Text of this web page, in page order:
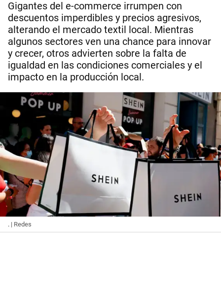
Gigantes del e-commerce irrumpen con
descuentos imperdibles y precios agresivos,
alterando el mercado textil local. Mientras
algunos sectores ven una chance para innovar
y crecer, otros advierten sobre la falta de
igualdad en las condiciones comerciales y el
impacto en la producción local.
. | Redes